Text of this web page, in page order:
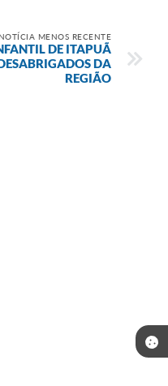
NOTÍCIA MENOS RECENTE
DE ITAPUÃ
DA
REGIÃO